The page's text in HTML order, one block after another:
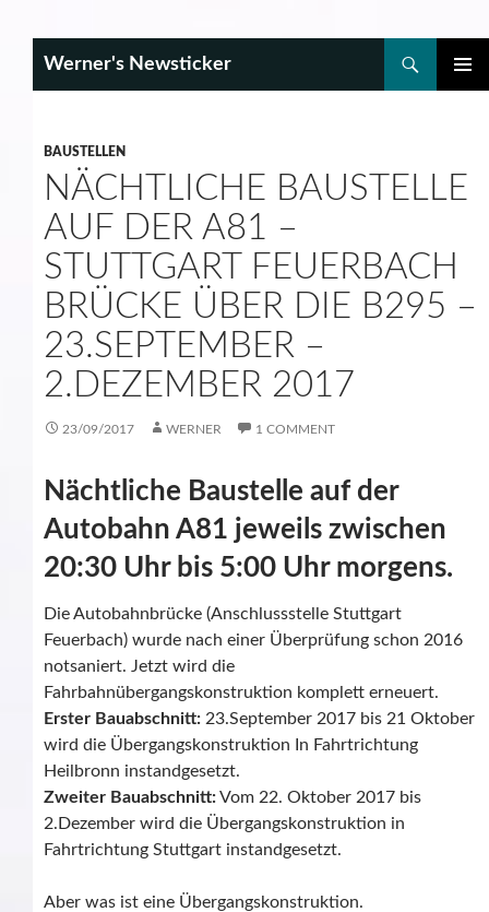
Werner's Newsticker
BAUSTELLEN
NÄCHTLICHE BAUSTELLE
AUF DER A81 –
STUTTGART FEUERBACH
BRÜCKE ÜBER DIE B295 –
23.SEPTEMBER –
2.DEZEMBER 2017
23/09/2017 WERNER 1 COMMENT
Nächtliche Baustelle auf der
Autobahn A81 jeweils zwischen
20:30 Uhr bis 5:00 Uhr morgens.
Die Autobahnbrücke (Anschlussstelle Stuttgart
Feuerbach) wurde nach einer Überprüfung schon 2016
notsaniert. Jetzt wird die
Fahrbahnübergangskonstruktion komplett erneuert.
Erster Bauabschnitt: 23.September 2017 bis 21 Oktober
wird die Übergangskonstruktion In Fahrtrichtung
Heilbronn instandgesetzt.
Zweiter Bauabschnitt:Vom 22. Oktober 2017 bis
2.Dezember wird die Übergangskonstruktion in
Fahrtrichtung Stuttgart instandgesetzt.
Aber was ist eine Übergangskonstruktion.